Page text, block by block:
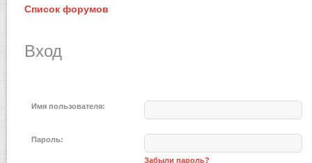
Список форумов
Вход
Имя пользователя:
Пароль:
Забыли пароль?